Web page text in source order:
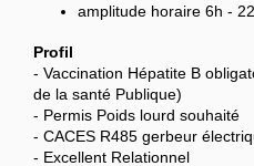
amplitude horaire 6h -
Profil
- Vaccination Hépatite B
de la santé Publique)
- Permis Poids lourd souhaité
- CACES R485 gerbeur
- Excellent Relationnel